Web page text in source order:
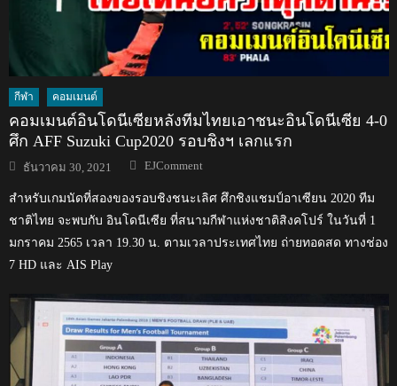
กีฬา คอมเมนต์
คอมเมนต์อินโดนีเซียหลังทีมไทยเอาชนะอินโดนีเซีย 4-0
ศึก AFF Suzuki Cup2020 รอบชิงฯ เลกแรก
Posted
on
ธันวาคม 30, 2021 Author
EJComment
สำหรับเกมนัดที่สองของรอบชิงชนะเลิศ ศึกชิงแชมป์อาเซียน 2020 ทีม
ชาติไทย จะพบกับ อินโดนีเซีย ที่สนามกีฬาแห่งชาติสิงคโปร์ ในวันที่ 1
มกราคม 2565 เวลา 19.30 น. ตามเวลาประเทศไทย ถ่ายทอดสด ทางช่อง
7 HD และ AIS Play